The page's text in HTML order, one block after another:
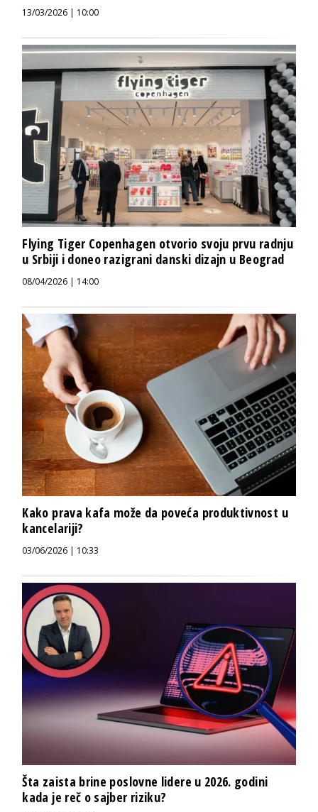
13/03/2026 | 10:00
Flying Tiger Copenhagen otvorio svoju prvu radnju
u Srbiji i doneo razigrani danski dizajn u Beograd
08/04/2026 | 14:00
Kako prava kafa može da poveća produktivnost u
kancelariji?
03/06/2026 | 10:33
Šta zaista brine poslovne lidere u 2026. godini
kada je reč o sajber riziku?